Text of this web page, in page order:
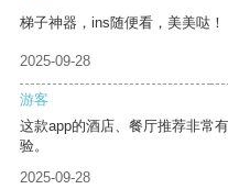
梯子神器，ins随便看，美美哒！
2025-09-28
游客
这款app的酒店、餐厅推荐非常
验。
2025-09-28